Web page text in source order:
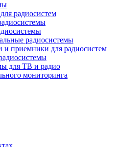
радиосистем
радиосистемы
и приемники для радиосистем
для ТВ и радио
мониторинга